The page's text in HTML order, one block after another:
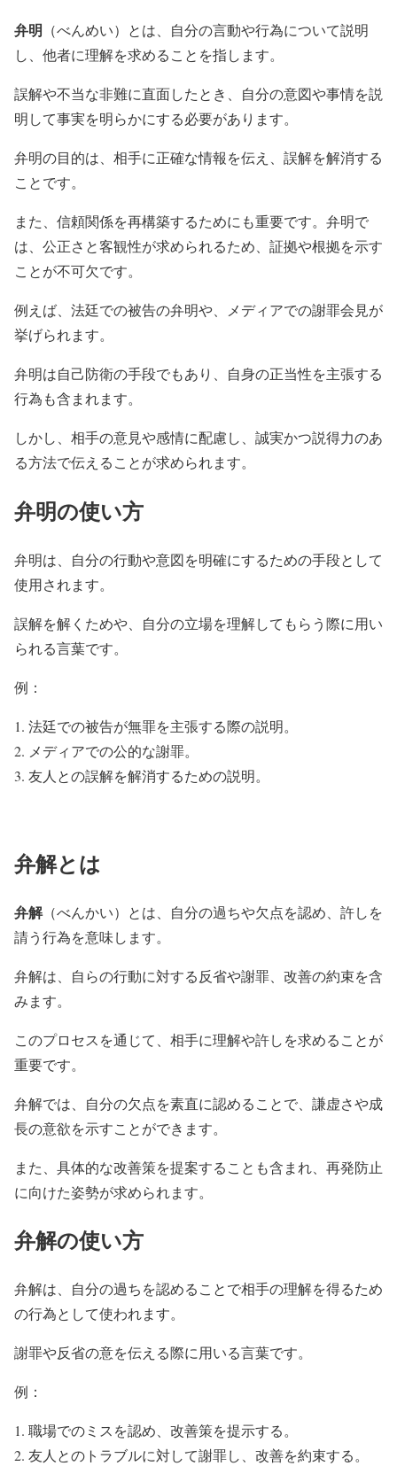
弁明 （べんめい）とは、自分の言動や行為について説明
し、他者に理解を求めることを指します。
誤解や不当な非難に直面したとき、自分の意図や事情を説
明して事実を明らかにする必要があります。
弁明の目的は、相手に正確な情報を伝え、誤解を解消する
ことです。
また、信頼関係を再構築するためにも重要です。弁明で
は、公正さと客観性が求められるため、証拠や根拠を示す
ことが不可欠です。
例えば、法廷での被告の弁明や、メディアでの謝罪会見が
挙げられます。
弁明は自己防衛の手段でもあり、自身の正当性を主張する
行為も含まれます。
しかし、相手の意見や感情に配慮し、誠実かつ説得力のあ
る方法で伝えることが求められます。
弁明の使い方
弁明は、自分の行動や意図を明確にするための手段として
使用されます。
誤解を解くためや、自分の立場を理解してもらう際に用い
られる言葉です。
例：
法廷での被告が無罪を主張する際の説明。
メディアでの公的な謝罪。
友人との誤解を解消するための説明。
弁解とは
弁解（べんかい）とは、自分の過ちや欠点を認め、許しを
請う行為を意味します。
弁解は、自らの行動に対する反省や謝罪、改善の約束を含
みます。
このプロセスを通じて、相手に理解や許しを求めることが
重要です。
弁解では、自分の欠点を素直に認めることで、謙虚さや成
長の意欲を示すことができます。
また、具体的な改善策を提案することも含まれ、再発防止
に向けた姿勢が求められます。
弁解の使い方
弁解は、自分の過ちを認めることで相手の理解を得るため
の行為として使われます。
謝罪や反省の意を伝える際に用いる言葉です。
例：
職場でのミスを認め、改善策を提示する。
友人とのトラブルに対して謝罪し、改善を約束する。